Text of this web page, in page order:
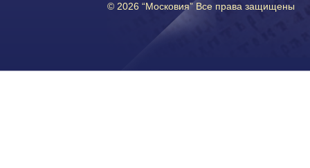
© 2026 “Московия” Все права защищены